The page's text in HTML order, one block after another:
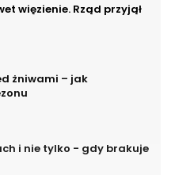
więzienie. Rząd przyjął
żniwami – jak
i nie tylko - gdy brakuje